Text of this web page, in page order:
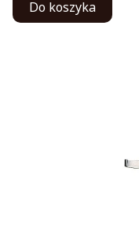
Do koszyka